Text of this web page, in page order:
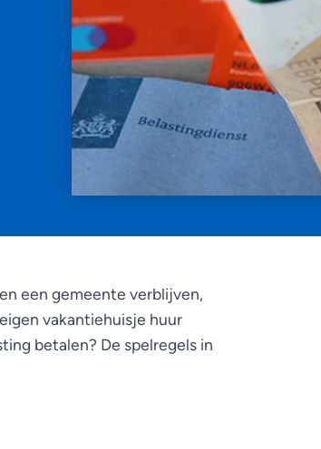
een gemeente verblijven,
vakantiehuisje huur
betalen? De spelregels in